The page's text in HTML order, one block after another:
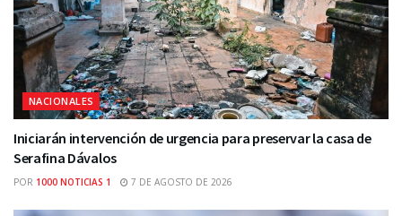
NACIONALES
Iniciarán intervención de urgencia para preservar la casa de
Serafina Dávalos
POR 1000 NOTICIAS 1 7 DE AGOSTO DE 2026